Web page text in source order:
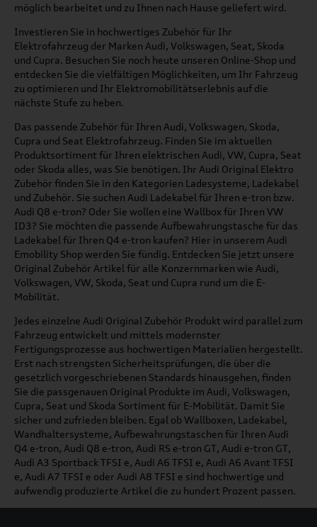
möglich bearbeitet und zu Ihnen nach Hause geliefert wird.
Investieren Sie in hochwertiges Zubehör für Ihr
Elektrofahrzeug der Marken Audi, Volkswagen, Seat, Skoda
und Cupra. Besuchen Sie noch heute unseren Online-Shop und
entdecken Sie die vielfältigen Möglichkeiten, um Ihr Fahrzeug
zu optimieren und Ihr Elektromobilitätserlebnis auf die
nächste Stufe zu heben.
Das passende Zubehör für Ihren Audi, Volkswagen, Skoda,
Cupra und Seat Elektrofahrzeug. Finden Sie im aktuellen
Produktsortiment für Ihren elektrischen Audi, VW, Cupra, Seat
oder Skoda alles, was Sie benötigen. Ihr Audi Original Elektro
Zubehör finden Sie in den Kategorien Ladesysteme, Ladekabel
und Zubehör. Sie suchen Audi Ladekabel für Ihren e-tron bzw.
Audi Q8 e-tron? Oder Sie wollen eine Wallbox für Ihren VW
ID3? Sie möchten die passende Aufbewahrungstasche für das
Ladekabel für Ihren Q4 e-tron kaufen? Hier in unserem Audi
Emobility Shop werden Sie fündig. Entdecken Sie jetzt unsere
Original Zubehör Artikel für alle Konzernmarken wie Audi,
Volkswagen, VW, Skoda, Seat und Cupra rund um die E-
Mobilität.
Jedes einzelne Audi Original Zubehör Produkt wird parallel zum
Fahrzeug entwickelt und mittels modernster
Fertigungsprozesse aus hochwertigen Materialien hergestellt.
Erst nach strengsten Sicherheitsprüfungen, die über die
gesetzlich vorgeschriebenen Standards hinausgehen, finden
Sie die passgenauen Original Produkte im Audi, Volkswagen,
Cupra, Seat und Skoda Sortiment für E-Mobilität. Damit Sie
sicher und zufrieden bleiben. Egal ob Wallboxen, Ladekabel,
Wandhaltersysteme, Aufbewahrungstaschen für Ihren Audi
Q4 e-tron, Audi Q8 e-tron, Audi RS e-tron GT, Audi e-tron GT,
Audi A3 Sportback TFSI e, Audi A6 TFSI e, Audi A6 Avant TFSI
e, Audi A7 TFSI e oder Audi A8 TFSI e sind hochwertige und
aufwendig produzierte Artikel die zu hundert Prozent passen.